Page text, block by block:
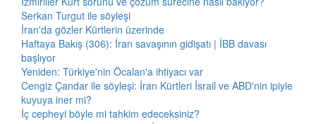
Serkan Turgut ile söyleşi
İran'da gözler Kürtlerin üzerinde
Haftaya Bakış (306): İran savaşının gidişatı | İBB davası
başlıyor
Yeniden: Türkiye'nin Öcalan'a ihtiyacı var
Cengiz Çandar ile söyleşi: İran Kürtleri İsrail ve ABD'nin ipiyle
kuyuya iner mi?
İç cepheyi böyle mi tahkim edeceksiniz?